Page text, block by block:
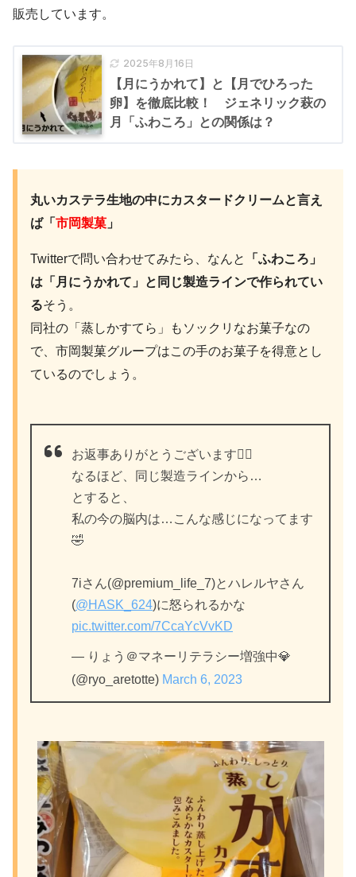
販売しています。
2025年8月16日
【月にうかれて】と【月でひろった
卵】を徹底比較！ ジェネリック萩の
月「ふわころ」との関係は？
丸いカステラ生地の中にカスタードクリームと言え
ば「 市岡製菓 」
Twitterで問い合わせてみたら、なんと
「ふわころ」
は「月にうかれて」と同じ製造ラインで作られてい
るそう。
同社の「蒸しかすてら」もソックリなお菓子なの
で、市岡製菓グループはこの手のお菓子を得意とし
ているのでしょう。
お返事ありがとうございます🙇‍♀️
なるほど、同じ製造ラインから…
とすると、
私の今の脳内は…こんな感じになってます
🤣
7iさん(@premium_life_7)とハレルヤさん
(@HASK_624)に怒られるかな
pic.twitter.com/7CcaYcVvKD
— りょう＠マネーリテラシー増強中💎
(@ryo_aretotte) March 6, 2023